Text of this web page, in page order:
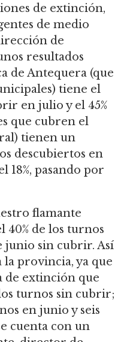
de extinción,
de medio
de
resultados
de Antequera (que
tiene el
en julio y el 45%
que cubren el
tienen un
descubiertos en
pasando por
flamante
40% de los turnos
junio sin cubrir. Así
provincia, ya que
de extinción que
turnos sin cubrir;
en junio y seis
cuenta con un